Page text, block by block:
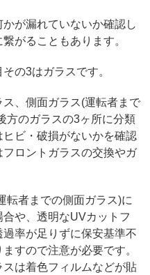
が漏れていないか確認し
がることもあります。
の3はガラスです。
、側面ガラス(運転者まで
方のガラスの3ヶ所に分類
ビ・破損がないかを確認
ロントガラスの交換やガ
転者までの側面ガラス)に
や、透明なUVカットフ
率が足りずに保安基準不
すので注意が必要です。
は着色フィルムなどが貼